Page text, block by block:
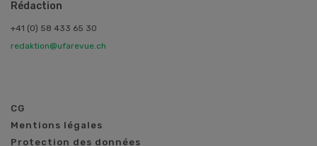
Rédaction
+41 (0) 58 433 65 30
redaktion@ufarevue.ch
CG
Mentions légales
Protection des données